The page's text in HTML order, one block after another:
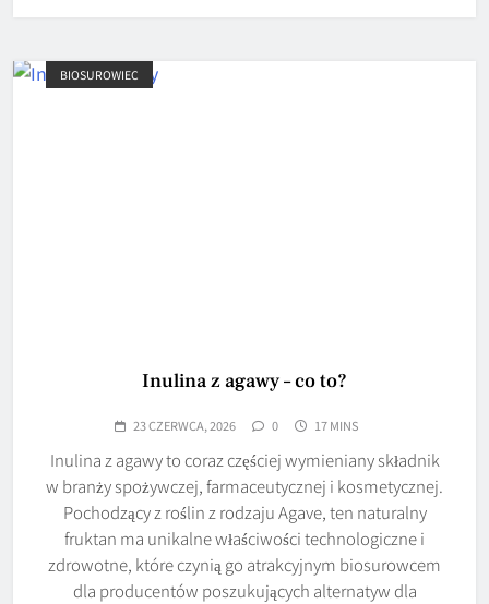
BIOSUROWIEC
Inulina z agawy – co to?
23 CZERWCA, 2026 0 17 MINS
Inulina z agawy to coraz częściej wymieniany składnik
w branży spożywczej, farmaceutycznej i kosmetycznej.
Pochodzący z roślin z rodzaju Agave, ten naturalny
fruktan ma unikalne właściwości technologiczne i
zdrowotne, które czynią go atrakcyjnym biosurowcem
dla producentów poszukujących alternatyw dla